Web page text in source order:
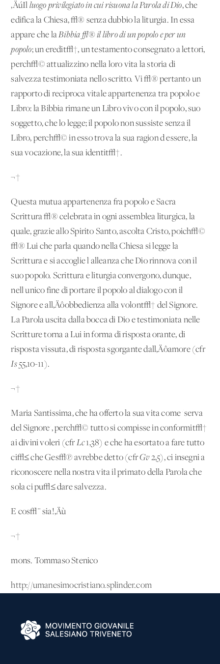
‚ÄúIl luogo privilegiato in cui risuonala Paroladi Dio, che
edifica la Chiesa, √® senza dubbio la liturgia. In essa
appare che laBibbia √® il libro di un popolo e per un
popolo; un'eredit√†, un testamento consegnato a lettori,
perch√© attualizzino nella loro vita la storia di
salvezza testimoniata nello scritto. Vi √® pertanto un
rapporto di reciproca vitale appartenenza tra popolo e
Libro: la Bibbia rimane un Libro vivo con il popolo, suo
soggetto, che lo legge; il popolo non sussiste senza il
Libro, perch√© in esso trova la sua ragion d'essere, la
sua vocazione, la sua identit√†.
¬†
Questa mutua appartenenza fra popolo e Sacra
Scrittura √® celebrata in ogni assemblea liturgica, la
quale, grazie allo Spirito Santo, ascolta Cristo, poich√©
√® Lui che parla quando nella Chiesa si legge la
Scrittura e si accoglie l'alleanza che Dio rinnova con il
suo popolo. Scrittura e liturgia convergono, dunque,
nell'unico fine di portare il popolo al dialogo con il
Signore e all‚Äôobbedienza alla volont√† del Signore.
La Parola uscita dalla bocca di Dio e testimoniata nelle
Scritture torna a Lui in forma di risposta orante, di
risposta vissuta, di risposta sgorgante dall‚Äôamore (cfr
Is55,10-11).
¬†
Maria Santissima, che ha offerto la sua vita come 'serva
del Signore', perch√© tutto si compisse in conformit√†
ai divini voleri (cfr Lc1,38) e che ha esortato a fare tutto
ci√≤ che Ges√π avrebbe detto (cfr Gv2,5), ci insegni a
riconoscere nella nostra vita il primato della Parola che
sola ci pu√≤ dare salvezza.
E cos√¨ sia!‚Äù
¬†
mons. Tommaso Stenico
http://umanesimocristiano.splinder.com